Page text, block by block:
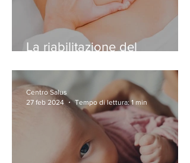
La riabilitazione del
Centro Salus
27 feb 2024
Tempo di lettura: 1 min